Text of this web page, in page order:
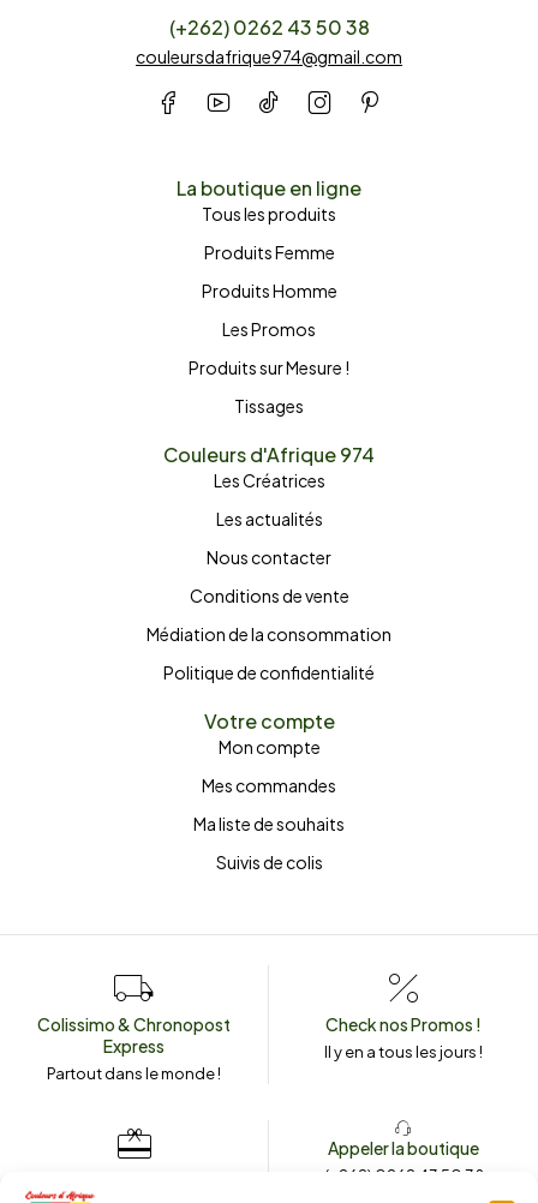
(+262) 0262 43 50 38
couleursdafrique974@gmail.com
La boutique en ligne
Tous les produits
Produits Femme
Produits Homme
Les Promos
Produits sur Mesure !
Tissages
Couleurs d'Afrique 974
Les Créatrices
Les actualités
Nous contacter
Conditions de vente
Médiation de la consommation
Politique de confidentialité
Votre compte
Mon compte
Mes commandes
Ma liste de souhaits
Suivis de colis
Colissimo & Chronopost
Express
Partout dans le monde !
Check nos Promos !
Il y en a tous les jours !
Appeler la boutique
(+262) 0262 43 50 38